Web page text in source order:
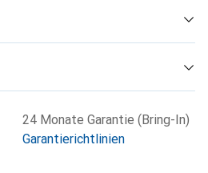
24 Monate Garantie (Bring-In)
Garantierichtlinien